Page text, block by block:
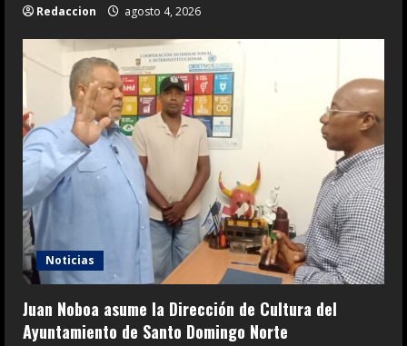
Redaccion agosto 4, 2026
Noticias
Juan Noboa asume la Dirección de Cultura del
Ayuntamiento de Santo Domingo Norte